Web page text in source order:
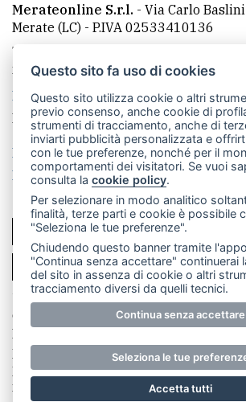
Merateonline S.r.l. - Via Carlo
Merate (LC) - P.IVA 02533410136
Telefono:
mail: redazione@merateonline.it
La redazione
CasateOnline
Made by VIP
Privacy policy
Cookie policy
Rivedi le tue scelte sui cookie
SCRIVICI
PER LA TUA PUBBLICITÀ
© Copyright Merateonline S.r.l. - Tutti
E' proibita la riproduzione e
parziale di testi, articoli e immagini
preventiva autorizzazione scritta
numero Rea LC 291.277 - Capitale
Questo sito fa uso di cookies
Questo sito utilizza cookie o altri
previo consenso, anche cookie di
strumenti di tracciamento, anche di
inviarti pubblicità personalizzata e
con le tue preferenze, nonché per il
comportamenti dei visitatori. Se vuoi
consulta lacookie policy.
Per selezionare in modo analitico
finalità, terze parti e cookie è possibile
"Seleziona le tue preferenze".
Chiudendo questo banner tramite
"Continua senza accettare" continuerai
del sito in assenza di cookie o altri
tracciamento diversi da quelli tecnici.
Continua senza accettare
Seleziona le tue
Accetta tutti